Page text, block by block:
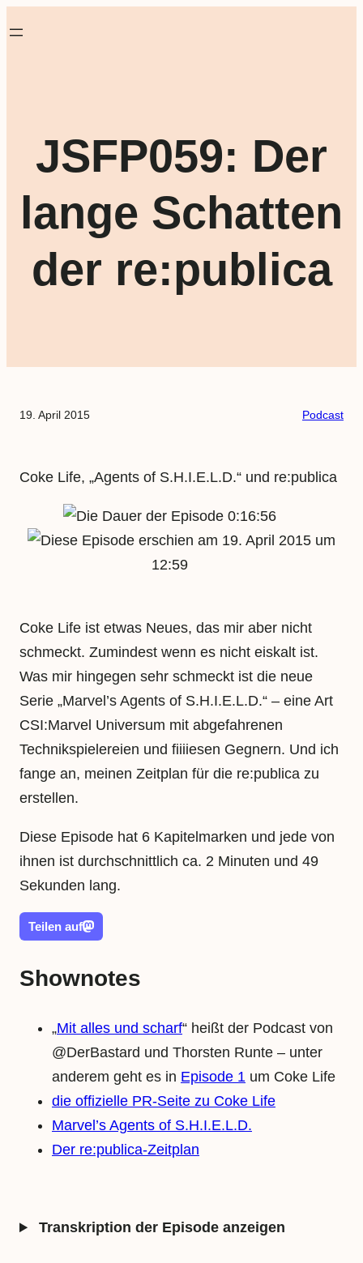
JSFP059: Der
lange Schatten
der re:publica
19. April 2015 Podcast
Coke Life, „Agents of S.H.I.E.L.D.“ und re:publica
0:16:56
19. April 2015 um
12:59
Coke Life ist etwas Neues, das mir aber nicht
schmeckt. Zumindest wenn es nicht eiskalt ist.
Was mir hingegen sehr schmeckt ist die neue
Serie „Marvel’s Agents of S.H.I.E.L.D.“ – eine Art
CSI:Marvel Universum mit abgefahrenen
Technikspielereien und fiiiiesen Gegnern. Und ich
fange an, meinen Zeitplan für die re:publica zu
erstellen.
Diese Episode hat 6 Kapitelmarken und jede von
ihnen ist durchschnittlich ca. 2 Minuten und 49
Sekunden lang.
Teilen auf
Shownotes
„Mit alles und scharf“ heißt der Podcast von
@DerBastard und Thorsten Runte – unter
anderem geht es in Episode 1 um Coke Life
die offizielle PR-Seite zu Coke Life
Marvel’s Agents of S.H.I.E.L.D.
Der re:publica-Zeitplan
Transkription der Episode anzeigen